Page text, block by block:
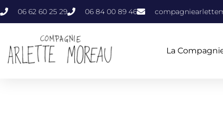
06 62 60 25 29 06 84 00 89 46
La